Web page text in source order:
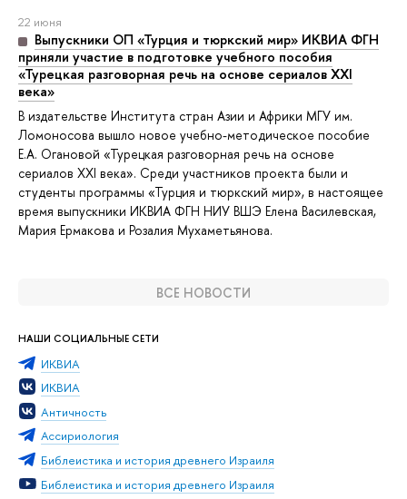
22 июня
Выпускники ОП «Турция и тюркский мир» ИКВИА ФГН
приняли участие в подготовке учебного пособия
«Турецкая разговорная речь на основе сериалов ХХI
века»
В издательстве Института стран Азии и Африки МГУ им.
Ломоносова вышло новое учебно-методическое пособие
Е.А. Огановой «Турецкая разговорная речь на основе
сериалов ХХI века». Среди участников проекта были и
студенты программы «Турция и тюркский мир», в настоящее
время выпускники ИКВИА ФГН НИУ ВШЭ Елена Василевская,
Мария Ермакова и Розалия Мухаметьянова.
ВСЕ НОВОСТИ
НАШИ СОЦИАЛЬНЫЕ СЕТИ
ИКВИА
ИКВИА
Античность
Ассириология
Библеистика и история древнего Израиля
Библеистика и история древнего Израиля